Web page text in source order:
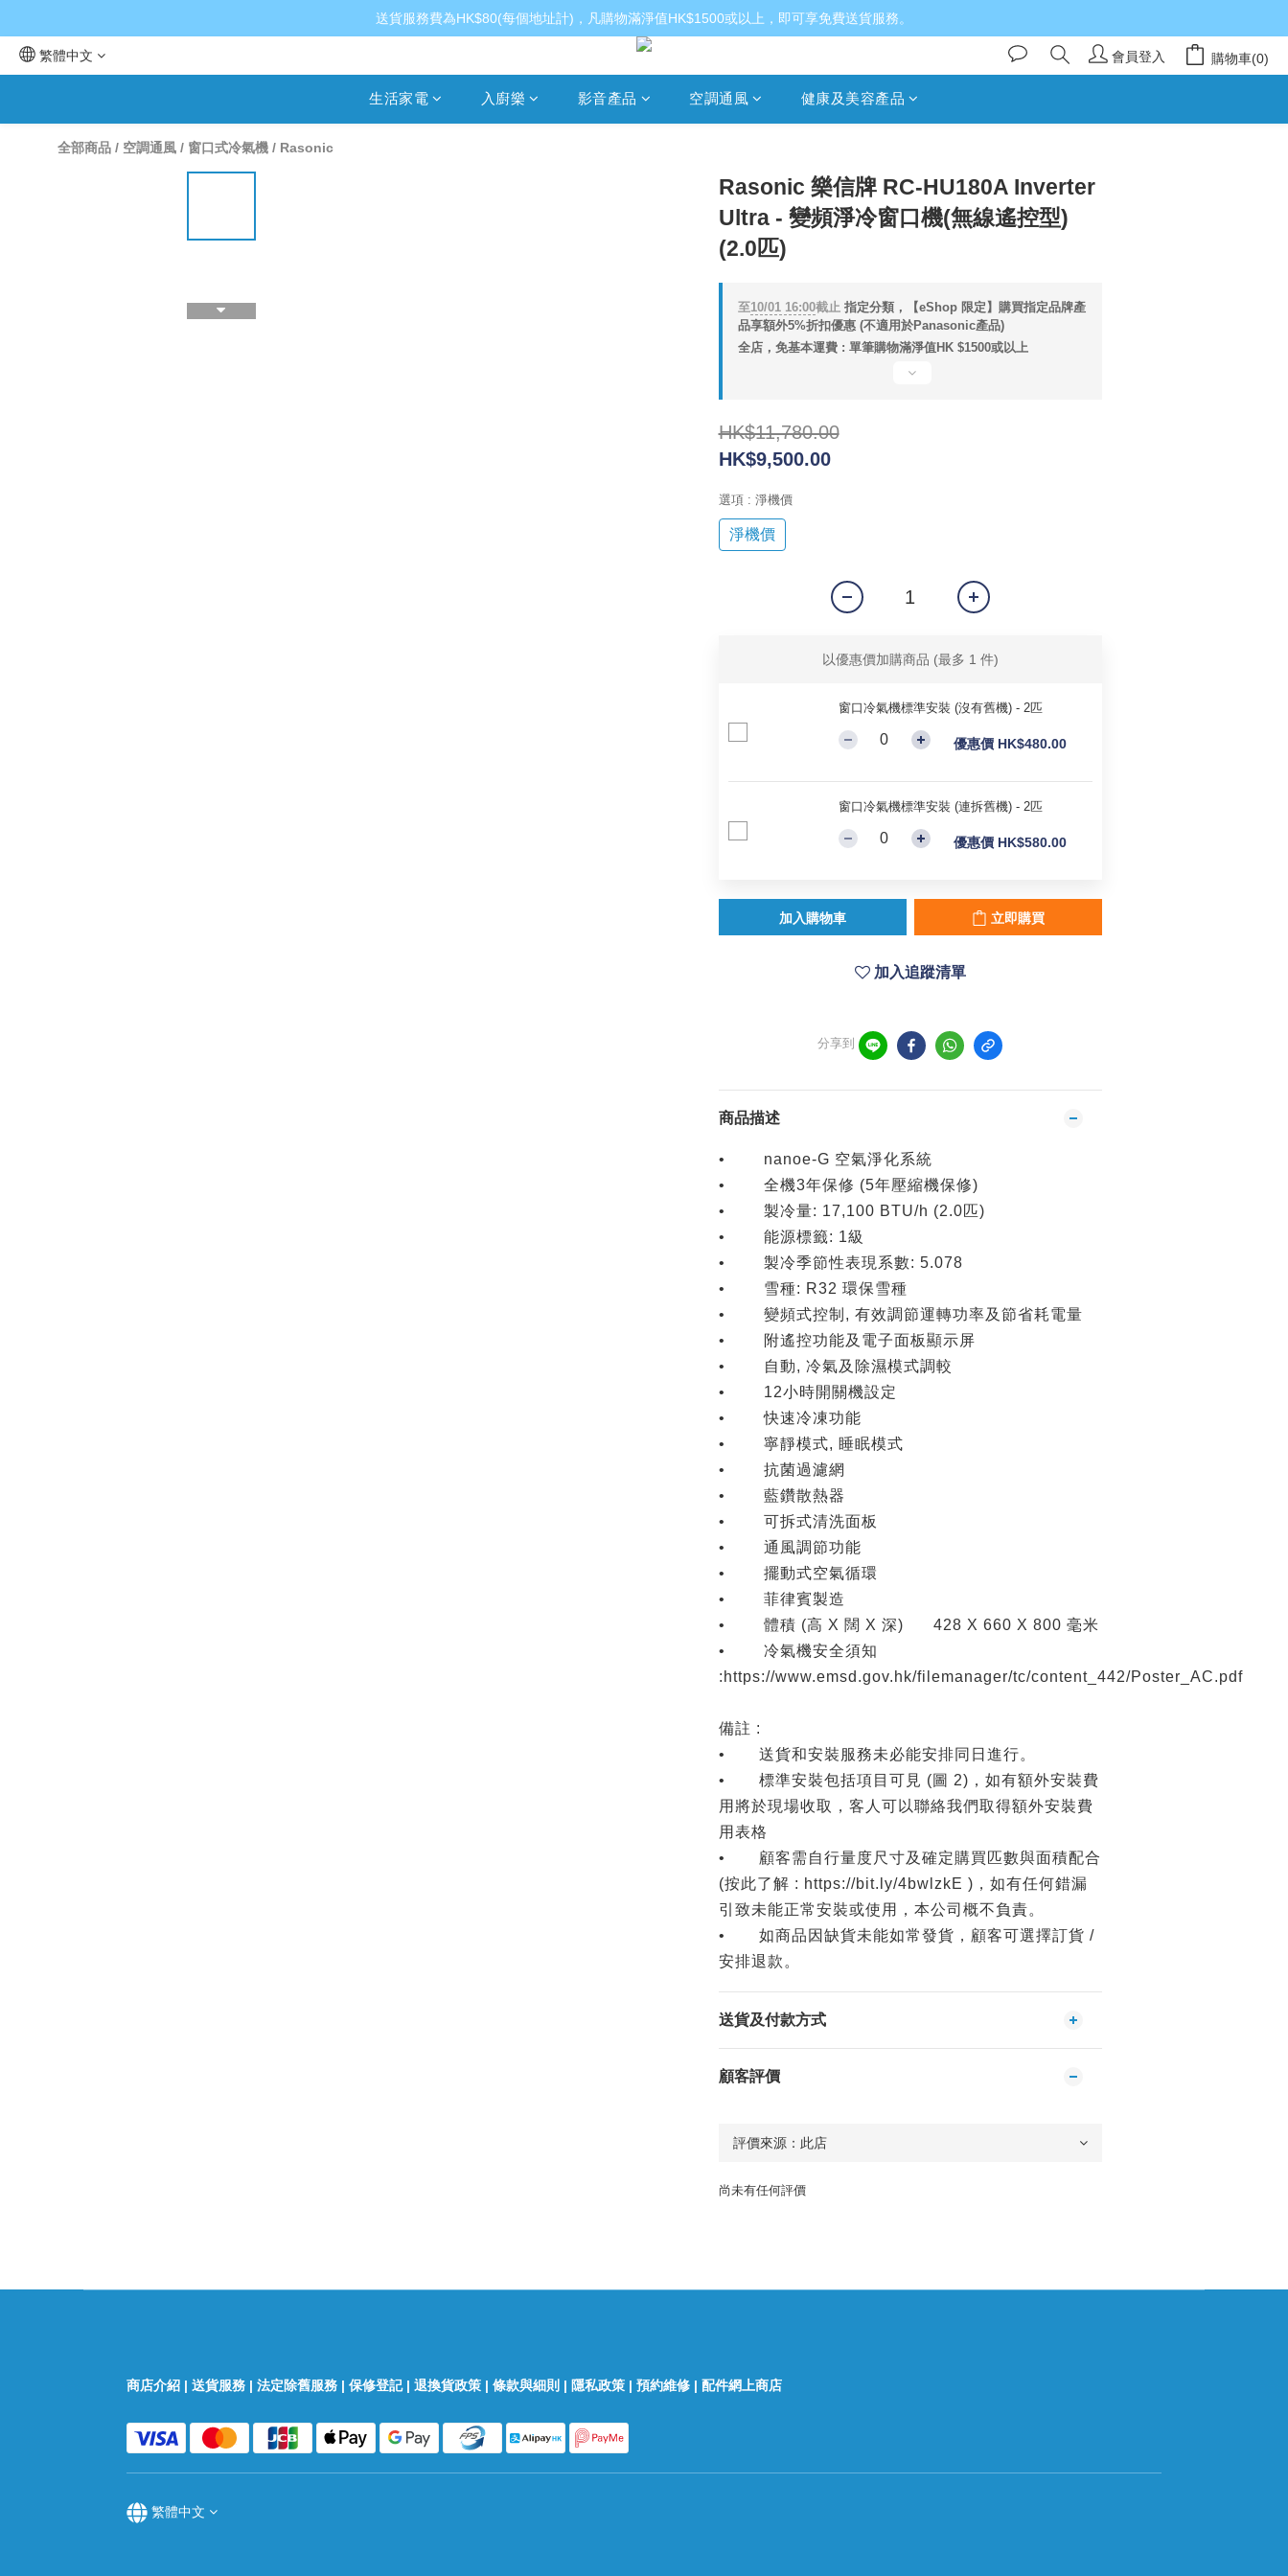
送貨服務費為HK$80(每個地址計)，凡購物滿淨值HK$1500或以上，即可享免費送貨服務。
繁體中文 會員登入 購物車(0)
生活家電 入廚樂 影音產品 空調通風 健康及美容產品
全部商品 / 空調通風 / 窗口式冷氣機 / Rasonic
Rasonic 樂信牌 RC-HU180A Inverter
Ultra - 變頻淨冷窗口機(無線遙控型)
(2.0匹)
至10/01 16:00截止指定分類，【eShop 限定】購買指定品牌產
品享額外5%折扣優惠 (不適用於Panasonic產品)
全店，免基本運費 : 單筆購物滿淨值HK $1500或以上
HK$11,780.00
HK$9,500.00
選項 : 淨機價
淨機價
以優惠價加購商品 (最多 1 件)
窗口冷氣機標準安裝 (沒有舊機) - 2匹
優惠價 HK$480.00
窗口冷氣機標準安裝 (連拆舊機) - 2匹
優惠價 HK$580.00
加入購物車 立即購買
加入追蹤清單
分享到
商品描述
• nanoe-G 空氣淨化系統
• 全機3年保修 (5年壓縮機保修)
• 製冷量: 17,100 BTU/h (2.0匹)
• 能源標籤: 1級
• 製冷季節性表現系數: 5.078
• 雪種: R32 環保雪種
• 變頻式控制, 有效調節運轉功率及節省耗電量
• 附遙控功能及電子面板顯示屏
• 自動, 冷氣及除濕模式調較
• 12小時開關機設定
• 快速冷凍功能
• 寧靜模式, 睡眠模式
• 抗菌過濾網
• 藍鑽散熱器
• 可拆式清洗面板
• 通風調節功能
• 擺動式空氣循環
• 菲律賓製造
• 體積 (高 X 闊 X 深)
428 X 660 X 800 毫米
• 冷氣機安全須知
:https://www.emsd.gov.hk/filemanager/tc/content_442/Poster_AC.pdf
備註 :
• 送貨和安裝服務未必能安排同日進行。
• 標準安裝包括項目可見 (圖 2)，如有額外安裝費
用將於現場收取，客人可以聯絡我們取得額外安裝費
用表格
• 顧客需自行量度尺寸及確定購買匹數與面積配合
(按此了解 : https://bit.ly/4bwlzkE )，如有任何錯漏
引致未能正常安裝或使用，本公司概不負責。
• 如商品因缺貨未能如常發貨，顧客可選擇訂貨 /
安排退款。
送貨及付款方式
顧客評價
尚未有任何評價
商店介紹 | 送貨服務 | 法定除舊服務 | 保修登記| 退換貨政策 | 條款與細則 | 隱私政策 | 預約維修 | 配件網上商店
繁體中文